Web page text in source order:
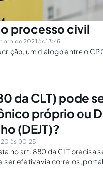
processo civil
de 2021 às 13:45
um diálogo entre o
da CLT) pode
próprio ou
(DEJT)?
às 00:25
no art. 880 da CLT precisa
ser efetiva via correios, portal